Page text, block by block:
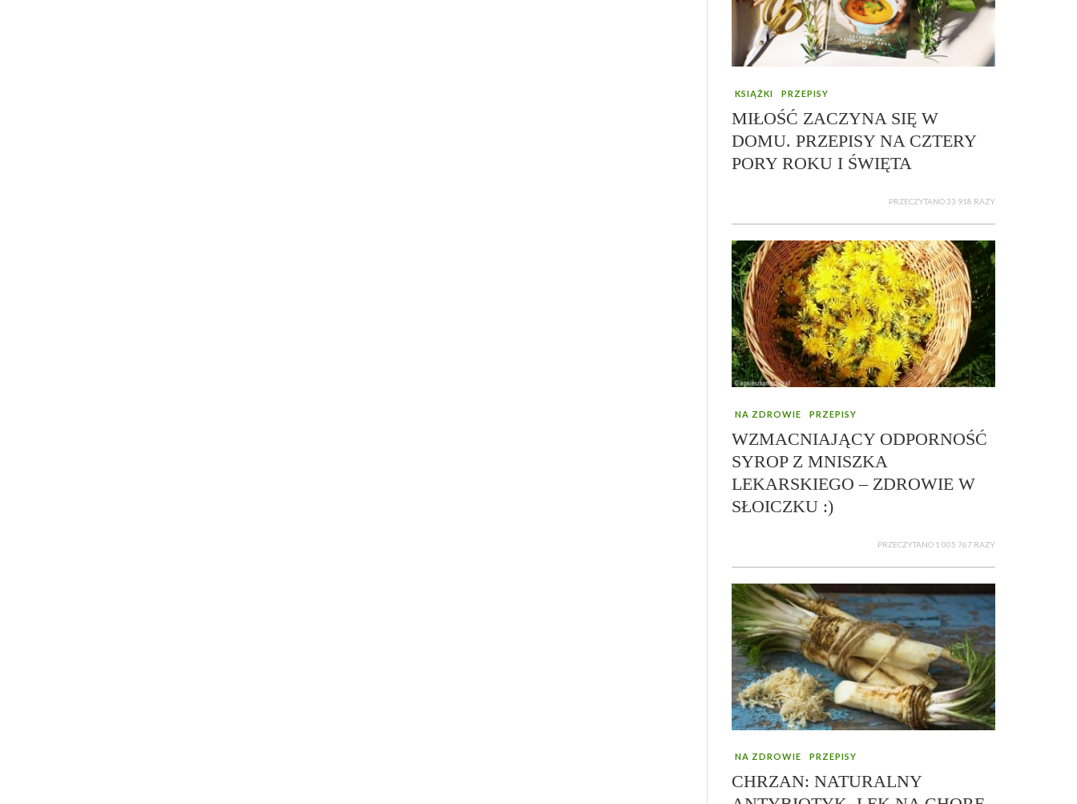
KSIĄŻKI PRZEPISY
MIŁOŚĆ ZACZYNA SIĘ W
DOMU. PRZEPISY NA CZTERY
PORY ROKU I ŚWIĘTA
PRZECZYTANO 33 918 RAZY
NA ZDROWIE PRZEPISY
WZMACNIAJĄCY ODPORNOŚĆ
SYROP Z MNISZKA
LEKARSKIEGO – ZDROWIE W
SŁOICZKU :)
PRZECZYTANO 1 005 767 RAZY
NA ZDROWIE PRZEPISY
CHRZAN: NATURALNY